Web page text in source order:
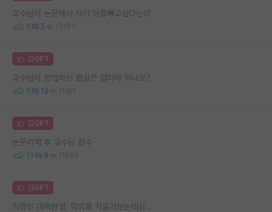
교수님이 논문에서 자기 이릅빼고싶다는데
5 5 13197
김GPT
교수님이 창업하신 랩실은 걸러야 하나요?
0 13 11161
김GPT
논문리젝 후 교수님 잠수
13 9 11845
김GPT
직장인 대학원생, 학회를 처음가보는데요..